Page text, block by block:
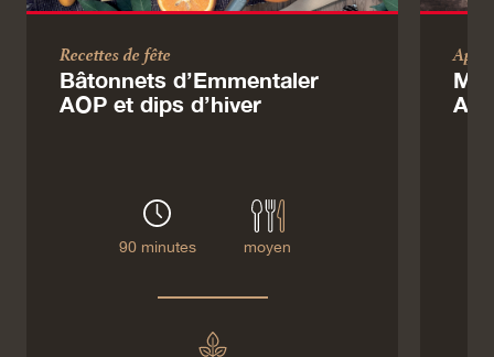
Recettes de fête
Bâtonnets d’Emmentaler
AOP et dips d’hiver
90 minutes moyen